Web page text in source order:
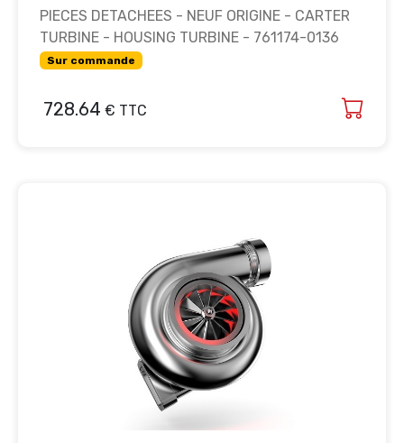
PIECES DETACHEES - NEUF ORIGINE - CARTER
TURBINE - HOUSING TURBINE - 761174-0136
Sur commande
728.64 € TTC